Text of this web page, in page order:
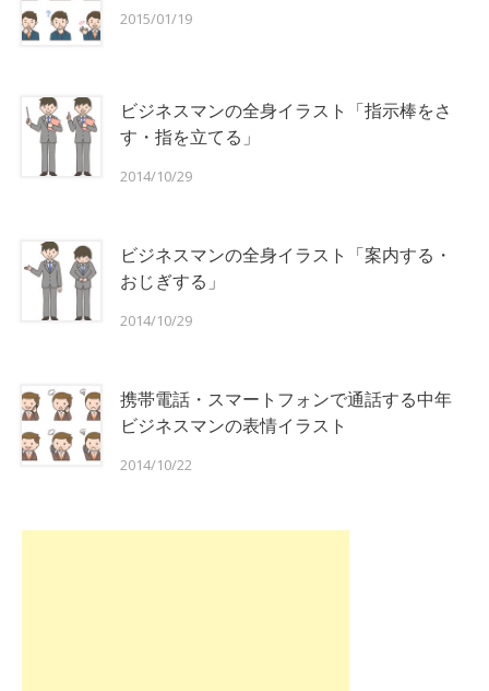
2015/01/19
ビジネスマンの全身イラスト「指示棒をさ
す・指を立てる」
2014/10/29
ビジネスマンの全身イラスト「案内する・
おじぎする」
2014/10/29
携帯電話・スマートフォンで通話する中年
ビジネスマンの表情イラスト
2014/10/22